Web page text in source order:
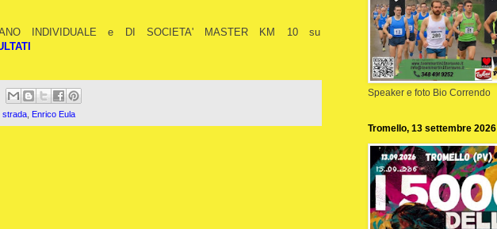
INDIVIDUALE e DI SOCIETA' MASTER KM 10 su
strada Enrico Eula
Speaker e foto Bio Correndo
Tromello, 13 settembre 2026